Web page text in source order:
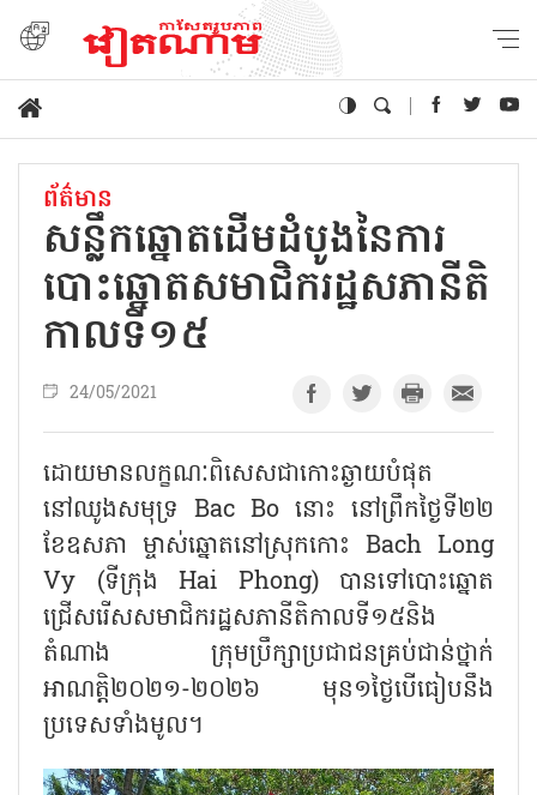
ព័ត៌មាន
សន្លឹកឆ្នោតដើមដំបូងនៃការ
បោះឆ្នោតសមាជិករដ្ឋសភានីតិ
កាលទី១៥
24/05/2021
ដោយមានលក្ខណៈពិសេសជាកោះឆ្ងាយបំផុត
នៅឈូងសមុទ្រ Bac Bo នោះ នៅព្រឹកថ្ងៃទី២២
ខែឧសភា ម្ចាស់ឆ្នោតនៅស្រុកកោះ Bach Long
Vy (ទីក្រុង Hai Phong) បានទៅបោះឆ្នោត
ជ្រើសរើសសមាជិករដ្ឋសភានីតិកាលទី១៥និង
តំណាង ក្រុមប្រឹក្សាប្រជាជនគ្រប់ជាន់ថ្នាក់
អាណត្តិ២០២១-២០២៦ មុន១ថ្ងៃបើធៀបនឹង
ប្រទេសទាំងមូល។